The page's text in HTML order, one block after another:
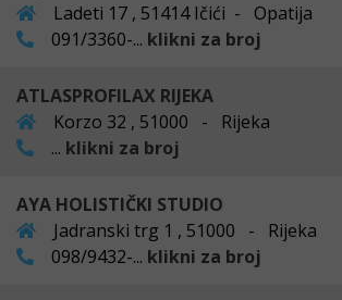
Ladeti 17 , 51414 Ičići - Opatija
091/3360-... klikni za broj
ATLASPROFILAX RIJEKA
Korzo 32 , 51000 - Rijeka
... klikni za broj
AYA HOLISTIČKI STUDIO
Jadranski trg 1 , 51000 - Rijeka
098/9432-... klikni za broj